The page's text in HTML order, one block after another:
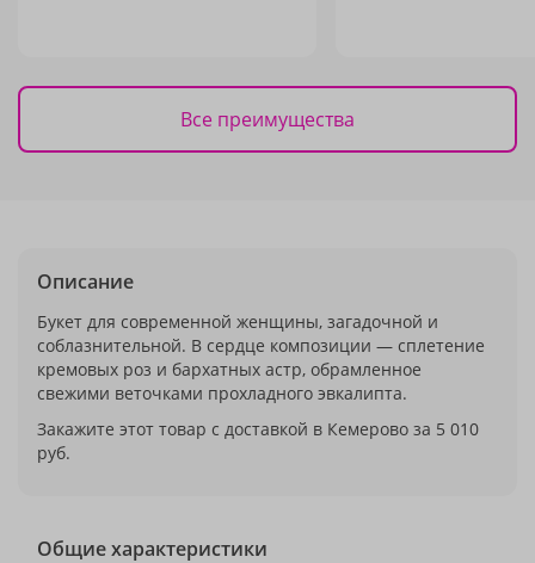
Все преимущества
Описание
Букет для современной женщины, загадочной и
соблазнительной. В сердце композиции — сплетение
кремовых роз и бархатных астр, обрамленное
свежими веточками прохладного эвкалипта.
Закажите этот товар с доставкой в Кемерово за 5 010
руб.
Общие характеристики